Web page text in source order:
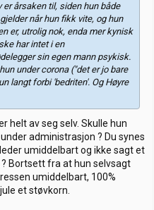
er årsaken til, siden hun både
når hun fikk vite, og hun
er, utrolig nok, enda mer kynisk
har intet i en
sin egen mann psykisk.
under corona ("det er jo bare
langt forbi 'bedriten'. Og Høyre
helt av seg selv. Skulle hun
administrasjon ? Du synes
umiddelbart og ikke sagt et
Bortsett fra at hun selvsagt
umiddelbart, 100%
et støvkorn.